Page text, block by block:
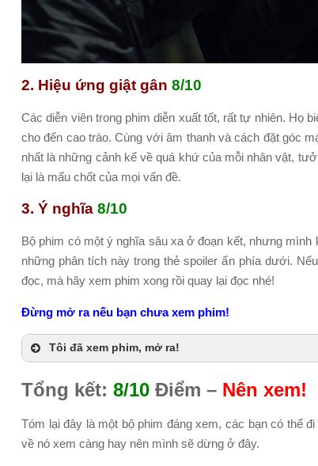
2. Hiệu ứng giật gân 8/10
Các diễn viên trong phim diễn xuất tốt, rất tự nhiên.
cho đến cao trào. Cùng với âm thanh và cách đặt góc
nhất là những cảnh kể về quá khứ của mỗi nhân vật,
lại là mấu chốt của mọi vấn đề.
3. Ý nghĩa 8/10
Bộ phim có một ý nghĩa sâu xa ở đoạn kết, nhưng mình
những phân tích này trong thẻ spoiler ẩn phía dưới.
đọc, mà hãy xem phim xong rồi quay lại đọc nhé!
Đừng mở ra nếu bạn chưa xem phim!
Tôi đã xem phim, mở ra!
Tổng kết: 8/10 Điểm – Nên xem!
Tóm lại đây là một bộ phim đáng xem, các bạn có thể
về nó xem càng hay nên mình sẽ dừng ở đây.